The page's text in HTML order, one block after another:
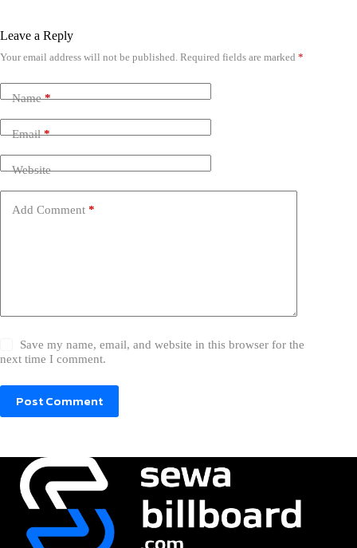
Leave a Reply
Your email address will not be published. Required fields are marked *
Name*
Email*
Website
Add Comment *
Save my name, email, and website in this browser for the
next time I comment.
Post Comment